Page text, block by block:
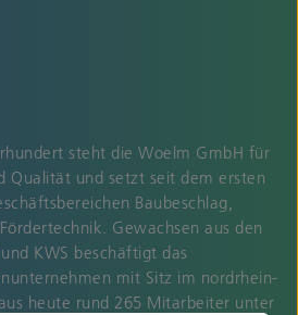
steht die Woelm GmbH für
Qualität und setzt seit dem ersten
Baubeschlag,
Gewachsen aus den
KWS beschäftigt das
mit Sitz im nordrhein-
heute rund 265 Mitarbeiter unter